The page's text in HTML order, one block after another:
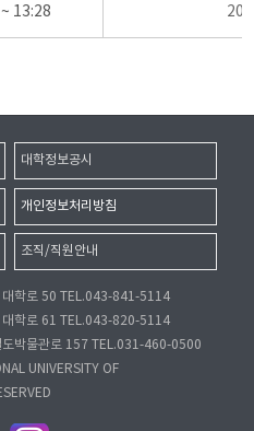
13:28
대학정보공시
개인정보처리방침
조직/직원안내
대학로 50 TEL.043-841-5114
대학로 61 TEL.043-820-5114
박물관로 157 TEL.031-460-0500
UNIVERSITY OF